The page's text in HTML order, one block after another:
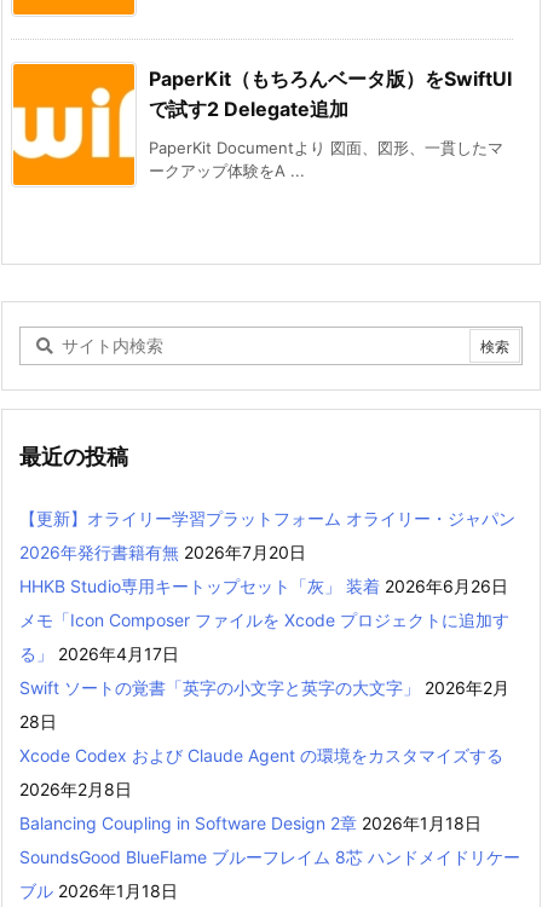
PaperKit（もちろんベータ版）をSwiftUI
で試す2 Delegate追加
PaperKit Documentより 図面、図形、一貫したマ
ークアップ体験をA ...
最近の投稿
【更新】オライリー学習プラットフォーム オライリー・ジャパン
2026年発行書籍有無 2026年7月20日
HHKB Studio専用キートップセット「灰」 装着 2026年6月26日
メモ「Icon Composer ファイルを Xcode プロジェクトに追加す
る」
2026年4月17日
Swift ソートの覚書「英字の小文字と英字の大文字」
2026年2月
28日
Xcode Codex および Claude Agent の環境をカスタマイズする
2026年2月8日
Balancing Coupling in Software Design 2章 2026年1月18日
SoundsGood BlueFlame ブルーフレイム 8芯 ハンドメイドリケー
ブル 2026年1月18日